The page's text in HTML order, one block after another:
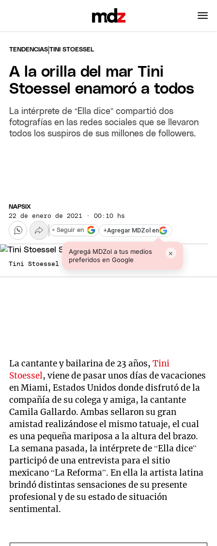
TENDENCIAS |TINI STOESSEL
A la orilla del mar Tini
Stoessel enamoró a todos
La intérprete de “Ella dice” compartió dos
fotografías en las redes sociales que se llevaron
todos los suspiros de sus millones de followers.
NAPSIX
22 de enero de 2021 · 00:10 hs
+Agregar MDZol en
Agregá MDZol a tus medios
preferidos en Google
×
+ Seguir en
Tini Stoessel Sebastián Yatra
La cantante y bailarina de 23 años,Tini
Stoessel, viene de pasar unos días de vacaciones
en Miami, Estados Unidos donde disfrutó de la
compañía de su colega y amiga, la cantante
Camila Gallardo. Ambas sellaron su gran
amistad realizándose el mismo tatuaje, el cual
es una pequeña mariposa a la altura del brazo.
La semana pasada, la intérprete de “Ella dice”
participó de una entrevista para el sitio
mexicano “La Reforma”. En ella la artista latina
brindó distintas sensaciones de su presente
profesional y de su estado de situación
sentimental.